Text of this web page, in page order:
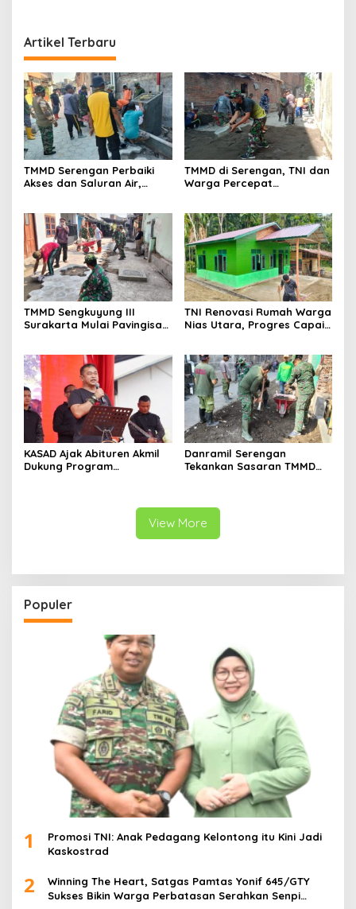
Artikel Terbaru
TMMD Serengan Perbaiki
Akses dan Saluran Air,
TMMD di Serengan, TNI dan
Warga Percepat
TMMD Sengkuyung III
Surakarta Mulai Pavingisasi
TNI Renovasi Rumah Warga
Nias Utara, Progres Capai
KASAD Ajak Abituren Akmil
Dukung Program
Danramil Serengan
Tekankan Sasaran TMMD
View More
Populer
1
Promosi TNI: Anak Pedagang Kelontong itu Kini Jadi
Kaskostrad
2
Winning The Heart, Satgas Pamtas Yonif 645/GTY
Sukses Bikin Warga Perbatasan Serahkan Senpi